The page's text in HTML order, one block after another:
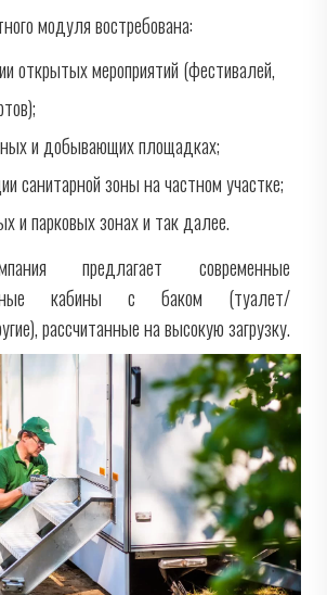
модуля востребована:
открытых мероприятий (фестивалей,
и добывающих площадках;
санитарной зоны на частном участке;
и парковых зонах и так далее.
предлагает современные
кабины с баком (туалет/
рассчитанные на высокую загрузку.